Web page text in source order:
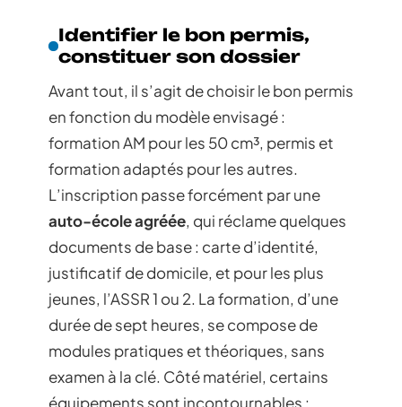
Identifier le bon permis,
constituer son dossier
Avant tout, il s’agit de choisir le bon permis
en fonction du modèle envisagé :
formation AM pour les 50 cm³, permis et
formation adaptés pour les autres.
L’inscription passe forcément par une
auto-école agréée, qui réclame quelques
documents de base : carte d’identité,
justificatif de domicile, et pour les plus
jeunes, l’ASSR 1 ou 2. La formation, d’une
durée de sept heures, se compose de
modules pratiques et théoriques, sans
examen à la clé. Côté matériel, certains
équipements sont incontournables :